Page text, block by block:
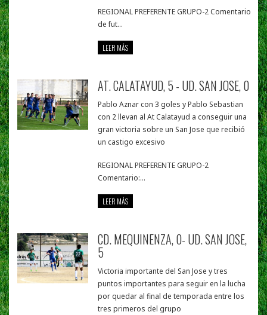
REGIONAL PREFERENTE GRUPO-2 Comentario
de fut...
LEER MÁS
AT. CALATAYUD, 5 - UD. SAN JOSE, 0
Pablo Aznar con 3 goles y Pablo Sebastian
con 2 llevan al At Calatayud a conseguir una
gran victoria sobre un San Jose que recibió
un castigo excesivo
REGIONAL PREFERENTE GRUPO-2
Comentario:...
LEER MÁS
CD. MEQUINENZA, 0- UD. SAN JOSE,
5
Victoria importante del San Jose y tres
puntos importantes para seguir en la lucha
por quedar al final de temporada entre los
tres primeros del grupo